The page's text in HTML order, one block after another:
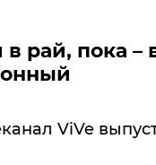
рай, пока –
ViVe